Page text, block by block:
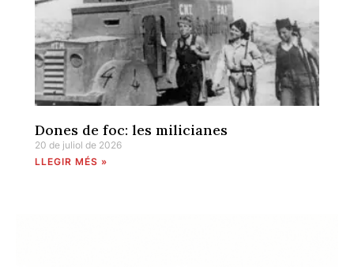
Dones de foc: les milicianes
20 de juliol de 2026
LLEGIR MÉS »